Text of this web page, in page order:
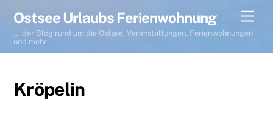
content
Ostsee Urlaubs Ferienwohnung
... der Blog rund um die Ostsee, Veranstaltungen, Ferienwohnungen
und mehr
Kröpelin